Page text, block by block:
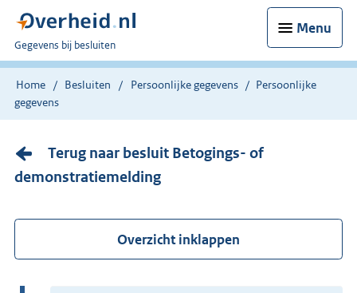
Menu
U
bent
nu
Gegevens bij besluiten
Home Besluiten Persoonlijke gegevens
Persoonlijke
gegevens
Terug naar besluit Betogings- of
demonstratiemelding
Overzicht inklappen